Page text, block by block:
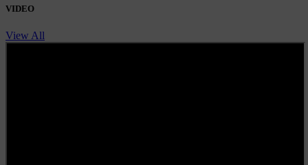
VIDEO
View All